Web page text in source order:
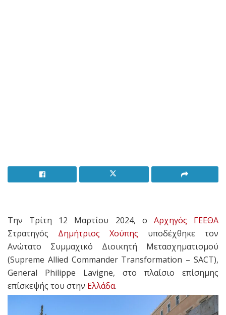
Την Τρίτη 12 Μαρτίου 2024, ο Αρχηγός ΓΕΕΘΑ
Στρατηγός Δημήτριος Χούπης υποδέχθηκε τον
Ανώτατο Συμμαχικό Διοικητή Μετασχηματισμού
(Supreme Allied Commander Transformation – SACT),
General Philippe Lavigne, στο πλαίσιο επίσημης
επίσκεψής του στην Ελλάδα.